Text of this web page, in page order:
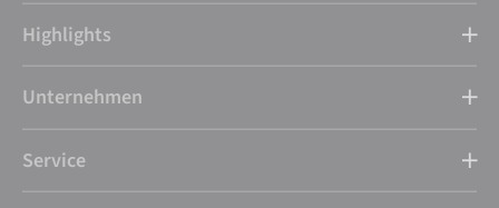
Highlights
Unternehmen
Service